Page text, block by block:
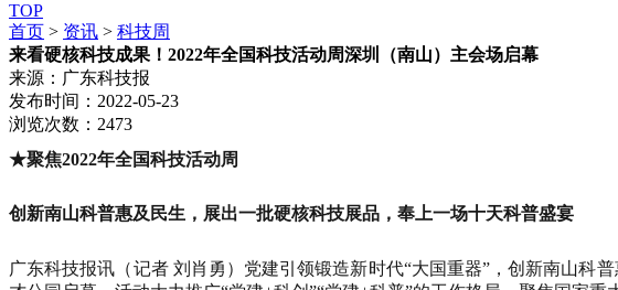
TOP
首页 > 资讯 > 科技周
来看硬核科技成果！2022年全国科技活动周深圳（南山）主会场启幕
来源： 广东科技报
发布时间： 2022-05-23
浏览次数： 2473
★聚焦2022年全国科技活动周
创新南山科普惠及民生，展出一批硬核科技展品，奉上一场十天科普盛宴
广东科技报讯（记者 刘肖勇）党建引领锻造新时代“大国重器”，创新南山科